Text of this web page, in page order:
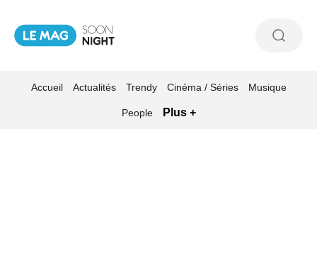
Accueil Actualités Trendy Cinéma / Séries Musique
People Plus +